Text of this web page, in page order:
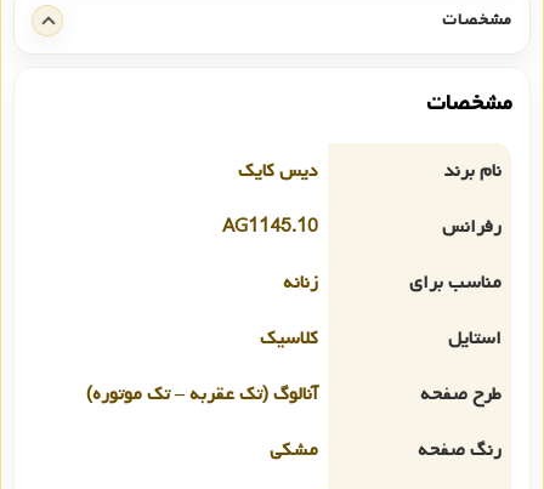
مشخصات
مشخصات
نام برند
دیس کایک
رفرانس
AG1145.10
مناسب برای
زنانه
استایل
کلاسیک
طرح صفحه
آنالوگ (تک عقربه – تک موتوره)
رنگ صفحه
مشکی